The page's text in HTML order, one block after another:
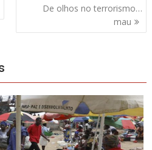
De olhos no terrorismo…
mau